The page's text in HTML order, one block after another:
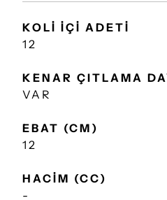
KOLİ İÇİ ADETİ
12
KENAR ÇITLAMA
VAR
EBAT (CM)
12
HACİM (CC)
-